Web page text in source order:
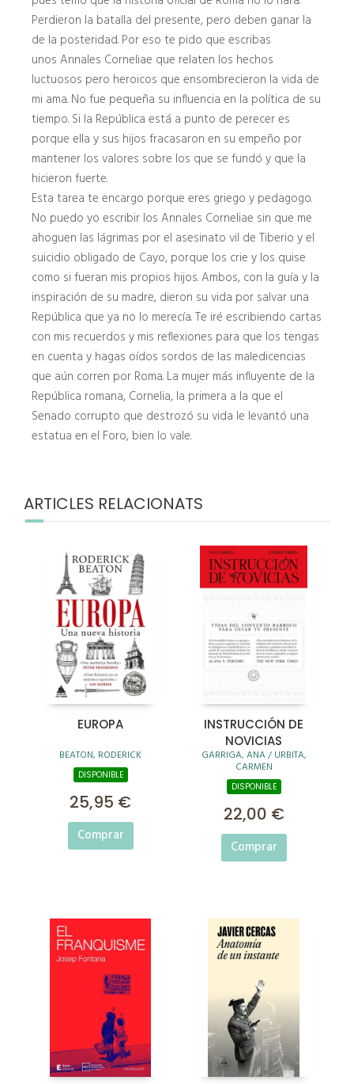
Perdieron la batalla del presente, pero deben ganar la
de la posteridad. Por eso te pido que escribas
unos Annales Corneliae que relaten los hechos
luctuosos pero heroicos que ensombrecieron la vida de
mi ama. No fue pequeña su influencia en la política de su
tiempo. Si la República está a punto de perecer es
porque ella y sus hijos fracasaron en su empeño por
mantener los valores sobre los que se fundó y que la
hicieron fuerte.
Esta tarea te encargo porque eres griego y pedagogo.
No puedo yo escribir los Annales Corneliae sin que me
ahoguen las lágrimas por el asesinato vil de Tiberio y el
suicidio obligado de Cayo, porque los crie y los quise
como si fueran mis propios hijos. Ambos, con la guía y la
inspiración de su madre, dieron su vida por salvar una
República que ya no lo merecía. Te iré escribiendo cartas
con mis recuerdos y mis reflexiones para que los tengas
en cuenta y hagas oídos sordos de las maledicencias
que aún corren por Roma. La mujer más influyente de la
República romana, Cornelia, la primera a la que el
Senado corrupto que destrozó su vida le levantó una
estatua en el Foro, bien lo vale.
ARTICLES RELACIONATS
EUROPA
BEATON, RODERICK
DISPONIBLE
25,95 €
Comprar
INSTRUCCIÓN DE
NOVICIAS
GARRIGA, ANA / URBITA,
CARMEN
DISPONIBLE
22,00 €
Comprar